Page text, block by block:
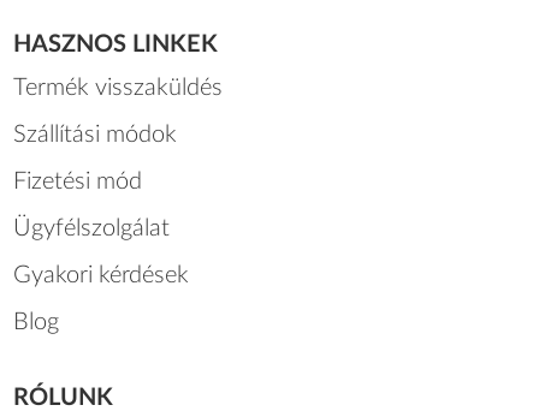
HASZNOS LINKEK
Termék visszaküldés
Szállítási módok
Fizetési mód
Ügyfélszolgálat
Gyakori kérdések
Blog
RÓLUNK